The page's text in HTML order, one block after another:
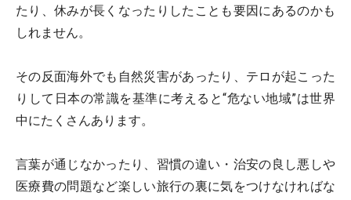
たり、休みが長くなったりしたことも要因にあるのかも
しれません。
その反面海外でも自然災害があったり、テロが起こった
りして日本の常識を基準に考えると“危ない地域”は世界
中にたくさんあります。
言葉が通じなかったり、習慣の違い・治安の良し悪しや
医療費の問題など楽しい旅行の裏に気をつけなければな